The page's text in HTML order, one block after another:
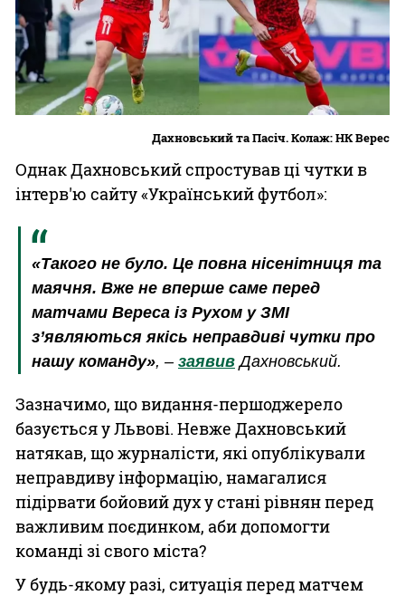
Дахновський та Пасіч. Колаж: НК Верес
Однак Дахновський спростував ці чутки в
інтерв'ю сайту «Український футбол»:
«Такого не було. Це повна нісенітниця та
маячня. Вже не вперше саме перед
матчами Вереса із Рухом у ЗМІ
з’являються якісь неправдиві чутки про
нашу команду», – заявив Дахновський.
Зазначимо, що видання-першоджерело
базується у Львові. Невже Дахновський
натякав, що журналісти, які опублікували
неправдиву інформацію, намагалися
підірвати бойовий дух у стані рівнян перед
важливим поєдинком, аби допомогти
команді зі свого міста?
У будь-якому разі, ситуація перед матчем